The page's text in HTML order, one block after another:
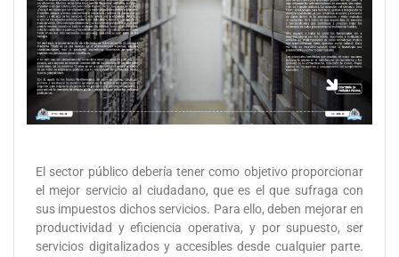
El sector público debería tener como objetivo proporcionar
el mejor servicio al ciudadano, que es el que sufraga con
sus impuestos dichos servicios. Para ello, deben mejorar en
productividad y eficiencia operativa, y por supuesto, ser
servicios digitalizados y accesibles desde cualquier parte.